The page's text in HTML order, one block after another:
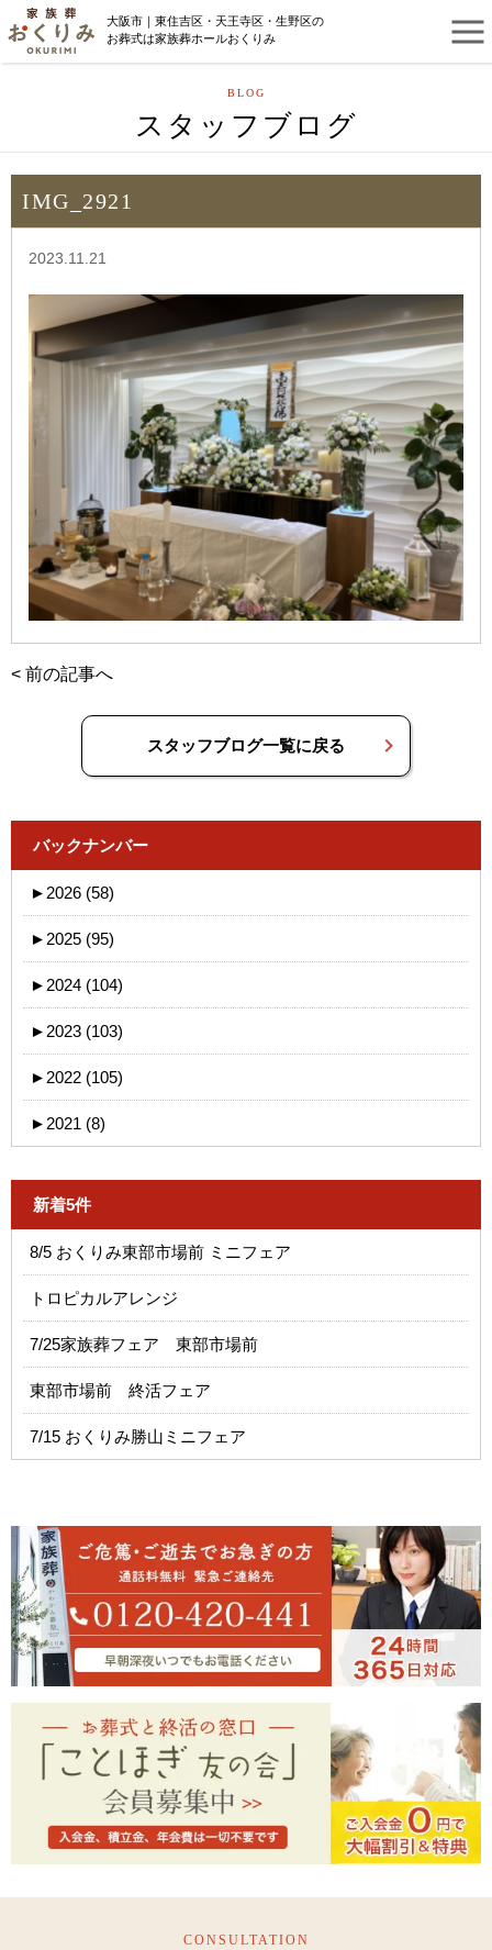
大阪市｜東住吉区・天王寺区・生野区の
お葬式は家族葬ホールおくりみ
BLOG
スタッフブログ
IMG_2921
2023.11.21
< 前の記事へ
スタッフブログ一覧に戻る
バックナンバー
► 2026 (58)
► 2025 (95)
► 2024 (104)
► 2023 (103)
► 2022 (105)
► 2021 (8)
新着5件
8/5 おくりみ東部市場前 ミニフェア
トロピカルアレンジ
7/25家族葬フェア 東部市場前
東部市場前 終活フェア
7/15 おくりみ勝山ミニフェア
CONSULTATION